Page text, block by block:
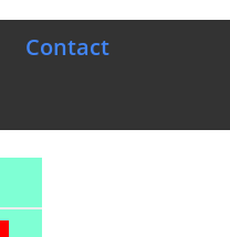
Contact